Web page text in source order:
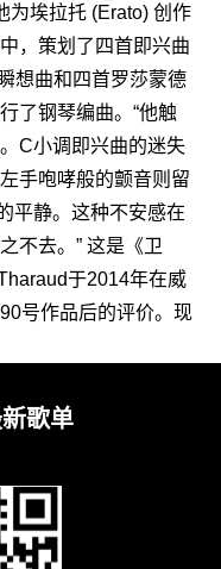
为埃拉托 (Erato) 创作
，策划了四首即兴曲
想曲和四首罗莎蒙德
了钢琴编曲。“他触
C小调即兴曲的迷失
手咆哮般的颤音则留
平静。这种不安感在
不去。” 这是《卫
于2014年在威
号作品后的评价。现
歌单